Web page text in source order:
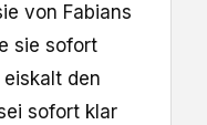
von Fabians
sie sofort
den
sofort klar